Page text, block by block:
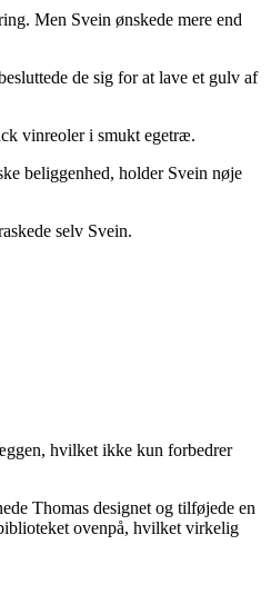
Men Svein ønskede mere end
de sig for at lave et gulv af
vinreoler i smukt egetræ.
beliggenhed, holder Svein nøje
selv Svein.
hvilket ikke kun forbedrer
Thomas designet og tilføjede en
ovenpå, hvilket virkelig